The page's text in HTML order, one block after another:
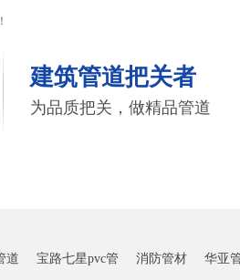
建筑管道把关者
为品质把关，做精品管道
道 宝路七星pvc管 消防管材 华亚